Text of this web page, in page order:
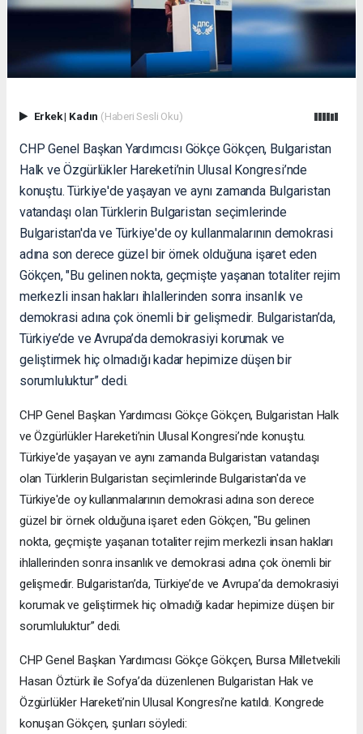
Erkek| Kadın (Haberi Sesli Oku)
CHP Genel Başkan Yardımcısı Gökçe Gökçen, Bulgaristan
Halk ve Özgürlükler Hareketi’nin Ulusal Kongresi’nde
konuştu. Türkiye'de yaşayan ve aynı zamanda Bulgaristan
vatandaşı olan Türklerin Bulgaristan seçimlerinde
Bulgaristan'da ve Türkiye'de oy kullanmalarının demokrasi
adına son derece güzel bir örnek olduğuna işaret eden
Gökçen, "Bu gelinen nokta, geçmişte yaşanan totaliter rejim
merkezli insan hakları ihlallerinden sonra insanlık ve
demokrasi adına çok önemli bir gelişmedir. Bulgaristan’da,
Türkiye’de ve Avrupa’da demokrasiyi korumak ve
geliştirmek hiç olmadığı kadar hepimize düşen bir
sorumluluktur” dedi.
CHP Genel Başkan Yardımcısı Gökçe Gökçen, Bulgaristan Halk
ve Özgürlükler Hareketi’nin Ulusal Kongresi’nde konuştu.
Türkiye'de yaşayan ve aynı zamanda Bulgaristan vatandaşı
olan Türklerin Bulgaristan seçimlerinde Bulgaristan'da ve
Türkiye'de oy kullanmalarının demokrasi adına son derece
güzel bir örnek olduğuna işaret eden Gökçen, "Bu gelinen
nokta, geçmişte yaşanan totaliter rejim merkezli insan hakları
ihlallerinden sonra insanlık ve demokrasi adına çok önemli bir
gelişmedir. Bulgaristan’da, Türkiye’de ve Avrupa’da demokrasiyi
korumak ve geliştirmek hiç olmadığı kadar hepimize düşen bir
sorumluluktur” dedi.
CHP Genel Başkan Yardımcısı Gökçe Gökçen, Bursa Milletvekili
Hasan Öztürk ile Sofya’da düzenlenen Bulgaristan Hak ve
Özgürlükler Hareketi’nin Ulusal Kongresi’ne katıldı. Kongrede
konuşan Gökçen, şunları söyledi: